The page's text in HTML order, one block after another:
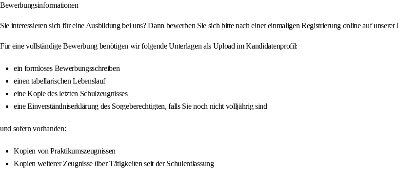
Bewerbungsinformationen
Sie interessieren sich für eine Ausbildung bei uns? Dann bewerben Sie sich bitte nach einer einmaligen Registrierung online auf
Für eine vollständige Bewerbung benötigen wir folgende Unterlagen als Upload im Kandidatenprofil:
ein formloses Bewerbungsschreiben
einen tabellarischen Lebenslauf
eine Kopie des letzten Schulzeugnisses
eine Einverständniserklärung des Sorgeberechtigten, falls Sie noch nicht volljährig sind
und sofern vorhanden:
Kopien von Praktikumszeugnissen
Kopien weiterer Zeugnisse über Tätigkeiten seit der Schulentlassung